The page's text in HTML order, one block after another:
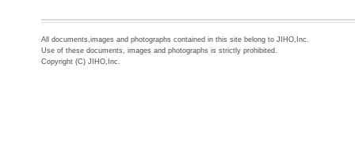
All documents,images and photographs contained in this site belong to JIHO,Inc.
Use of these documents, images and photographs is strictly prohibited.
Copyright (C) JIHO,Inc.